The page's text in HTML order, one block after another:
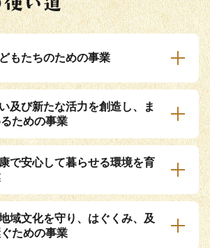
もたちのための事業
及び新たな活力を創造し、ま
ための事業
で安心して暮らせる環境を育
域文化を守り、はぐくみ、及
ための事業